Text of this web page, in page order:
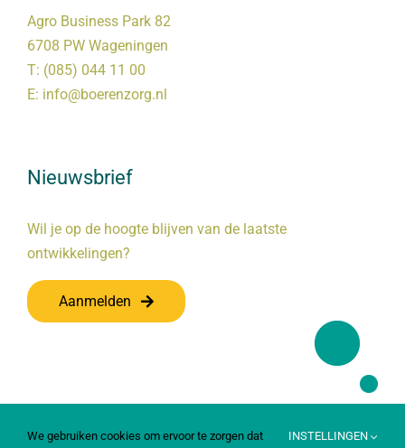
Agro Business Park 82
6708 PW Wageningen
T: (085) 044 11 00
E: info@boerenzorg.nl
Nieuwsbrief
Wil je op de hoogte blijven van de laatste
ontwikkelingen?
Aanmelden
We gebruiken cookies om ervoor te zorgen dat INSTELLINGEN